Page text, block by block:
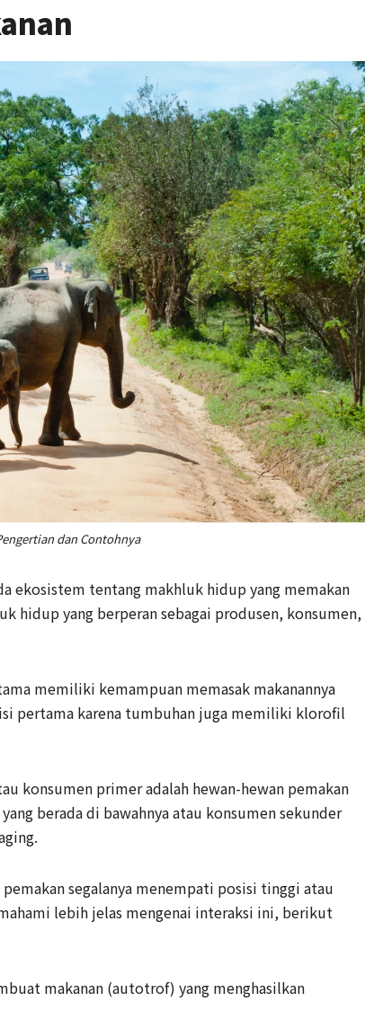
dan Contohnya
ekosistem tentang makhluk hidup yang memakan
hidup yang berperan sebagai produsen, konsumen,
memiliki kemampuan memasak makanannya
pertama karena tumbuhan juga memiliki klorofil
konsumen primer adalah hewan-hewan pemakan
berada di bawahnya atau konsumen sekunder
segalanya menempati posisi tinggi atau
lebih jelas mengenai interaksi ini, berikut
makanan (autotrof) yang menghasilkan